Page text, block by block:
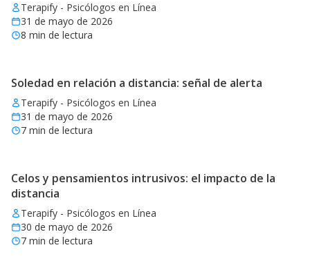
Terapify - Psicólogos en Línea
31 de mayo de 2026
8 min de lectura
Soledad en relación a distancia: señal de alerta
Terapify - Psicólogos en Línea
31 de mayo de 2026
7 min de lectura
Celos y pensamientos intrusivos: el impacto de la
distancia
Terapify - Psicólogos en Línea
30 de mayo de 2026
7 min de lectura